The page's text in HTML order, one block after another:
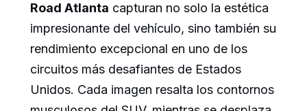
Road Atlanta capturan no solo la estética
impresionante del vehículo, sino también su
rendimiento excepcional en uno de los
circuitos más desafiantes de Estados
Unidos. Cada imagen resalta los contornos